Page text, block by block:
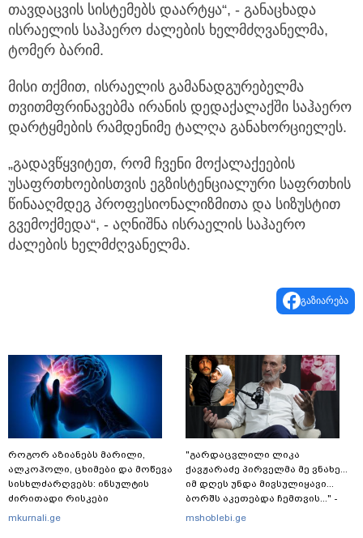
თავდაცვის სისტემებს დაარტყა“, - განაცხადა
ისრაელის საჰაერო ძალების ხელმძღვანელმა,
ტომერ ბარიმ.
მისი თქმით, ისრაელის გამანადგურებელმა
თვითმფრინავებმა ირანის დედაქალაქში საჰაერო
დარტყმების რამდენიმე ტალღა განახორციელეს.
„გადავწყვიტეთ, რომ ჩვენი მოქალაქეების
უსაფრთხოებისთვის ეგზისტენციალური საფრთხის
წინააღმდეგ პროფესიონალიზმითა და სიზუსტით
გვემოქმედა“, - აღნიშნა ისრაელის საჰაერო
ძალების ხელმძღვანელმა.
გაზიარება
როგორ აზიანებს მარილი,
ალკოჰოლი, ცხიმები და მოწევა
სისხლძარღვებს: ინსულტის
ძირითადი რისკები
mkurnali.ge
"გარდაცვლილი ლიკა
ქავჟარაძე პირველმა მე ვნახე...
იმ დღეს უნდა მივსულიყავი...
ბორშს აკეთებდა ჩემთვის..." -
ზაზა კოლელიშვილის უცნობი
mshoblebi.ge